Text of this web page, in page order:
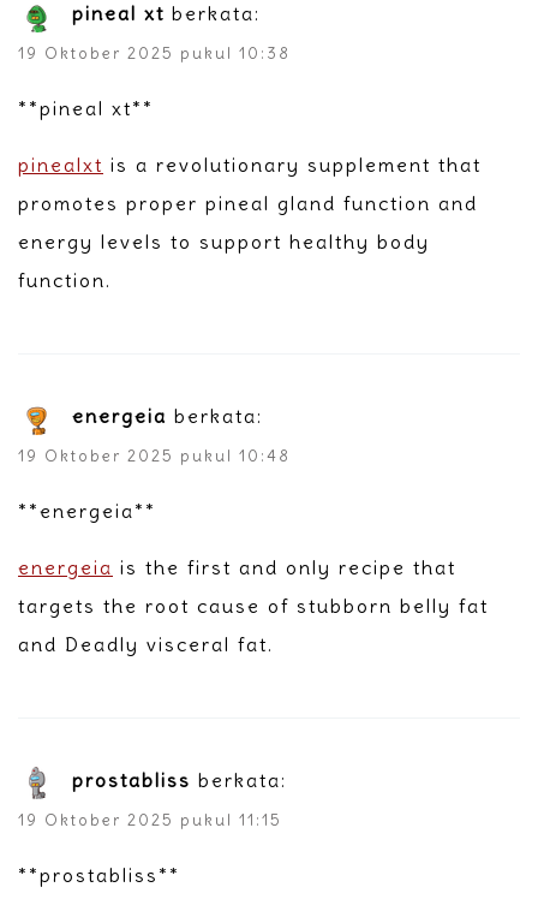
pineal xt berkata:
19 Oktober 2025 pukul 10:38
**pineal xt**
pinealxt is a revolutionary supplement that
promotes proper pineal gland function and
energy levels to support healthy body
function.
energeia berkata:
19 Oktober 2025 pukul 10:48
**energeia**
energeia is the first and only recipe that
targets the root cause of stubborn belly fat
and Deadly visceral fat.
prostabliss berkata:
19 Oktober 2025 pukul 11:15
** prostabliss**